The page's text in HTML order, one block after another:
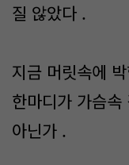
질 않았다 .
지금 머릿속에
한마디가 가슴
아닌가 .